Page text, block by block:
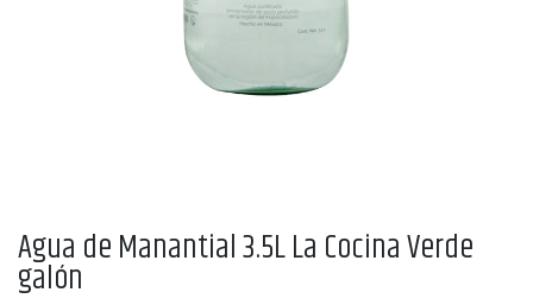
Agua de Manantial 3.5L La Cocina Verde
galón